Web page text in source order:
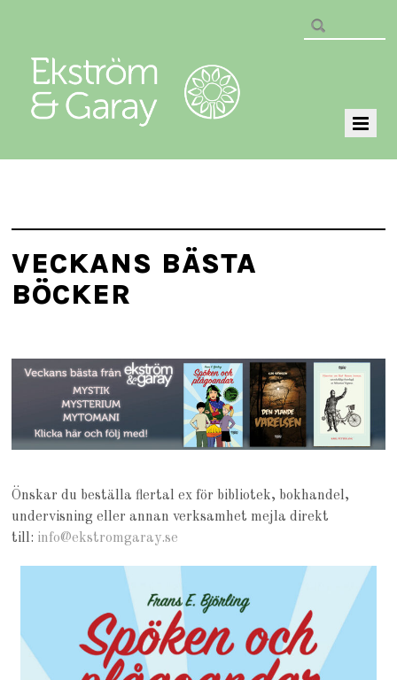
VECKANS BÄSTA
BÖCKER
Önskar du beställa flertal ex för bibliotek, bokhandel,
undervisning eller annan verksamhet mejla direkt
till: info@ekstromgaray.se